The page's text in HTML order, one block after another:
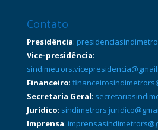
Contato
Presidência:
Vice-presidência:
Financeiro:
Secretaria Geral:
Jurídico:
Imprensa: